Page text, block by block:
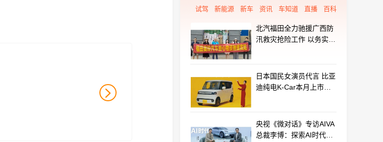
试驾 新能源 新车 资讯 车知道 直播 百科
北汽福田全力驰援广西防
汛救灾抢险工作 以务实行
日本国民女演员代言 比亚
迪纯电K-Car本月上市：
央视《微对话》专访AIVA
总裁李博：探索AI时代汽